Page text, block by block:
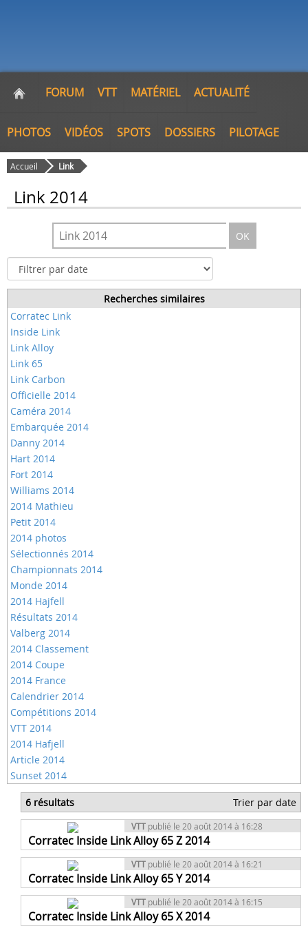
FORUM VTT MATÉRIEL ACTUALITÉ
PHOTOS VIDÉOS SPOTS DOSSIERS PILOTAGE
Accueil Link
Link 2014
OK
Recherches similaires
Corratec Link
Inside Link
Link Alloy
Link 65
Link Carbon
Officielle 2014
Caméra 2014
Embarquée 2014
Danny 2014
Hart 2014
Fort 2014
Williams 2014
2014 Mathieu
Petit 2014
2014 photos
Sélectionnés 2014
Championnats 2014
Monde 2014
2014 Hajfell
Résultats 2014
Valberg 2014
2014 Classement
2014 Coupe
2014 France
Calendrier 2014
Compétitions 2014
VTT 2014
2014 Hafjell
Article 2014
Sunset 2014
6 résultats Trier par date
VTT publié le 20 août 2014 à 16:28
Corratec Inside Link Alloy 65 Z 2014
VTT publié le 20 août 2014 à 16:21
Corratec Inside Link Alloy 65 Y 2014
VTT publié le 20 août 2014 à 16:15
Corratec Inside Link Alloy 65 X 2014